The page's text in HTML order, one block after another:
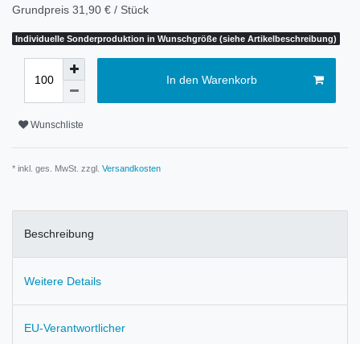
Grundpreis 31,90 € / Stück
Individuelle Sonderproduktion in Wunschgröße (siehe Artikelbeschreibung)
In den Warenkorb
Wunschliste
* inkl. ges. MwSt. zzgl. Versandkosten
Beschreibung
Weitere Details
EU-Verantwortlicher